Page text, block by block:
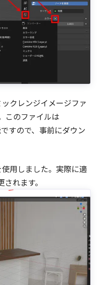
クレンジイメージファ
このファイルは
すので、事前にダウン
使用しました。実際に適
れます。